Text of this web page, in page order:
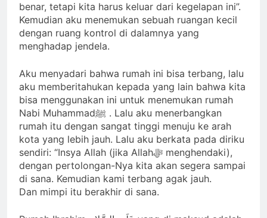
benar, tetapi kita harus keluar dari kegelapan ini”.
Kemudian aku menemukan sebuah ruangan kecil
dengan ruang kontrol di dalamnya yang
menghadap jendela.
Aku menyadari bahwa rumah ini bisa terbang, lalu
aku memberitahukan kepada yang lain bahwa kita
bisa menggunakan ini untuk menemukan rumah
Nabi Muhammadﷺ . Lalu aku menerbangkan
rumah itu dengan sangat tinggi menuju ke arah
kota yang lebih jauh. Lalu aku berkata pada diriku
sendiri: “Insya Allah (jika Allahﷻ menghendaki),
dengan pertolongan-Nya kita akan segera sampai
di sana. Kemudian kami terbang agak jauh.
Dan mimpi itu berakhir di sana.